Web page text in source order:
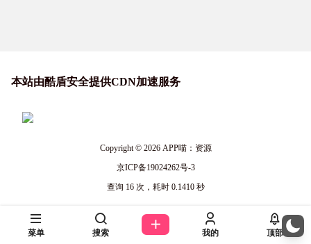
本站由酷盾安全提供CDN加速服务
Copyright © 2026APP喵：资源
京ICP备19024262号-3
查询 16 次，耗时 0.1410 秒
菜单 搜索 我的 顶部